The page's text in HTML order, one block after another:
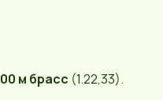
м брасс (1.22,33).